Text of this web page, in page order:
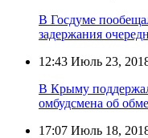
В Госдуме
задержания
12:43 Июль 23,
В Крыму
омбудсмена об
17:07 Июль 18,